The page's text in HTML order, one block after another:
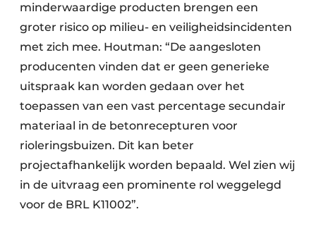
minderwaardige producten brengen een
groter risico op milieu- en veiligheidsincidenten
met zich mee. Houtman: “De aangesloten
producenten vinden dat er geen generieke
uitspraak kan worden gedaan over het
toepassen van een vast percentage secundair
materiaal in de betonrecepturen voor
rioleringsbuizen. Dit kan beter
projectafhankelijk worden bepaald. Wel zien wij
in de uitvraag een prominente rol weggelegd
voor de BRL K11002”.